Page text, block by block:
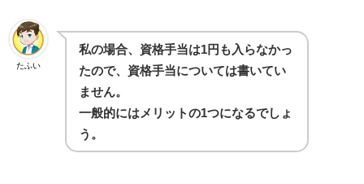
たふい
私の場合、資格手当は1円も入らなかっ
たので、資格手当については書いてい
ません。
一般的にはメリットの1つになるでしょ
う。